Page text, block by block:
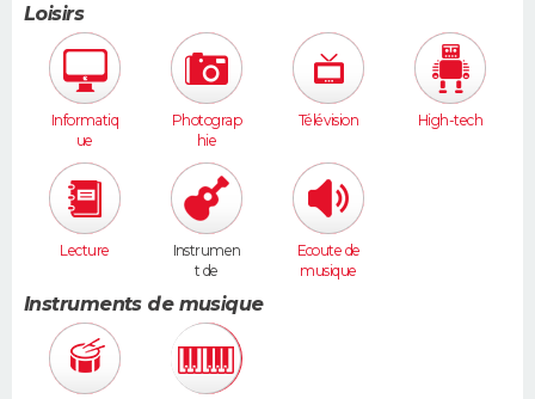
Loisirs
Informatiq
ue
Photograp
hie
Télévision High-tech
Lecture
Instrumen
t de
musique
Ecoute de
musique
Instruments de musique